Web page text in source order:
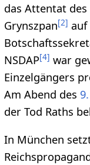
das Attentat
Grynszpan[2] auf
NSDAP[4] war
Einzelgängers
Am Abend des
der Tod Raths
In München